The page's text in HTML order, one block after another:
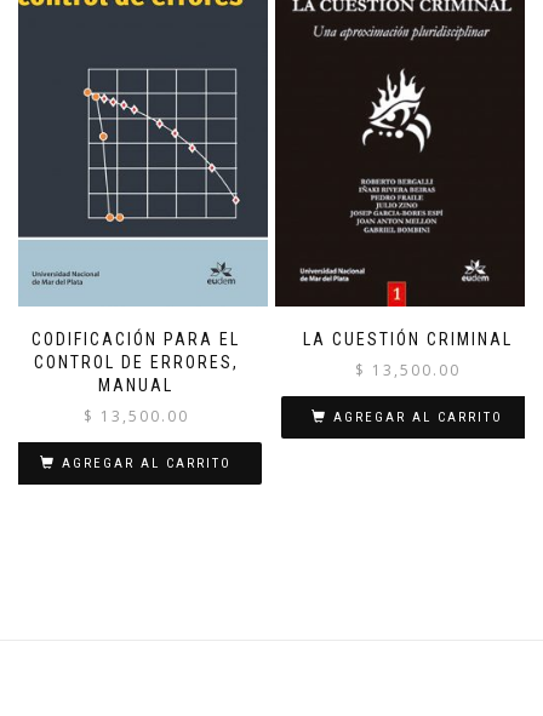
CODIFICACIÓN PARA EL
CONTROL DE ERRORES,
MANUAL
$ 13,500.00
AGREGAR AL CARRITO
LA CUESTIÓN CRIMINAL
$ 13,500.00
AGREGAR AL CARRITO